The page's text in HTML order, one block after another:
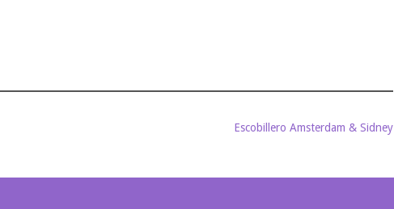
Escobillero Amsterdam & Sidney